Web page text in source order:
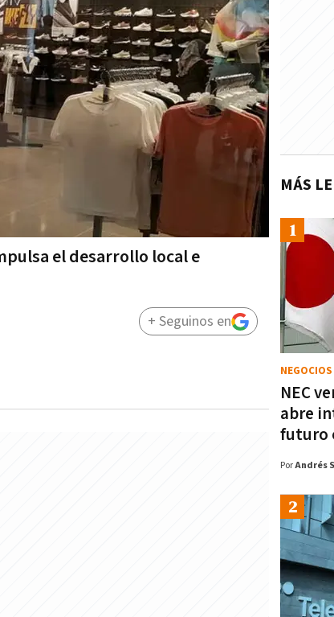
el desarrollo local e
+ Seguinos en
MÁS
NEC
abre
futuro
NEGOCIOS
PorAndrés